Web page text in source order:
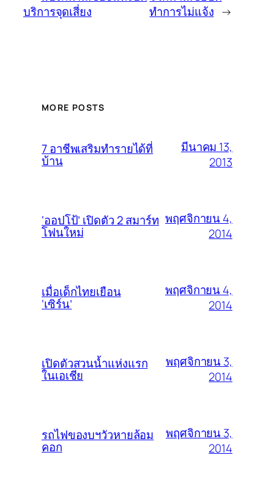
บริการจุดเสี่ยง
ทำการไม่แจ้ง →
MORE POSTS
7 อาชีพเสริมทำรายได้ที่
บ้าน
มีนาคม 13,
2013
‘ออปโป้’ เปิดตัว 2 สมาร์ท
โฟนใหม่
พฤศจิกายน 4,
2014
เมื่อเด็กไทยเยือน
‘เซิร์น’
พฤศจิกายน 4,
2014
เปิดตัวสวนน้ำแห่งแรก
ในเอเชีย
พฤศจิกายน 3,
2014
รถไฟของบฯวัวหายล้อม
คอก
พฤศจิกายน 3,
2014